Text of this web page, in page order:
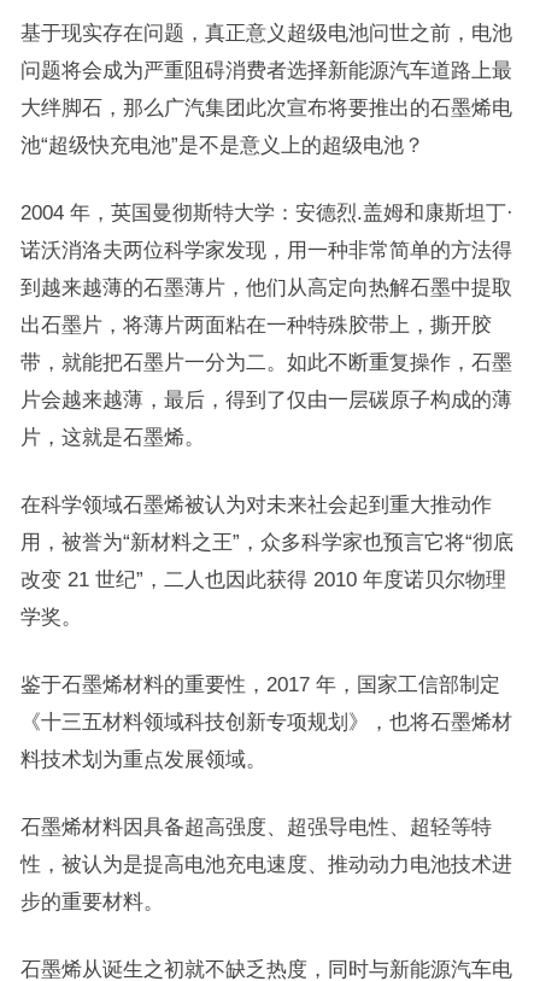
基于现实存在问题，真正意义超级电池问世之前，电池
问题将会成为严重阻碍消费者选择新能源汽车道路上最
大绊脚石，那么广汽集团此次宣布将要推出的石墨烯电
池“超级快充电池”是不是意义上的超级电池？
2004 年，英国曼彻斯特大学：安德烈.盖姆和康斯坦丁·
诺沃消洛夫两位科学家发现，用一种非常简单的方法得
到越来越薄的石墨薄片，他们从高定向热解石墨中提取
出石墨片，将薄片两面粘在一种特殊胶带上，撕开胶
带，就能把石墨片一分为二。如此不断重复操作，石墨
片会越来越薄，最后，得到了仅由一层碳原子构成的薄
片，这就是石墨烯。
在科学领域石墨烯被认为对未来社会起到重大推动作
用，被誉为“新材料之王”，众多科学家也预言它将“彻底
改变 21 世纪”，二人也因此获得 2010 年度诺贝尔物理
学奖。
鉴于石墨烯材料的重要性，2017 年，国家工信部制定
《十三五材料领域科技创新专项规划》，也将石墨烯材
料技术划为重点发展领域。
石墨烯材料因具备超高强度、超强导电性、超轻等特
性，被认为是提高电池充电速度、推动动力电池技术进
步的重要材料。
石墨烯从诞生之初就不缺乏热度，同时与新能源汽车电